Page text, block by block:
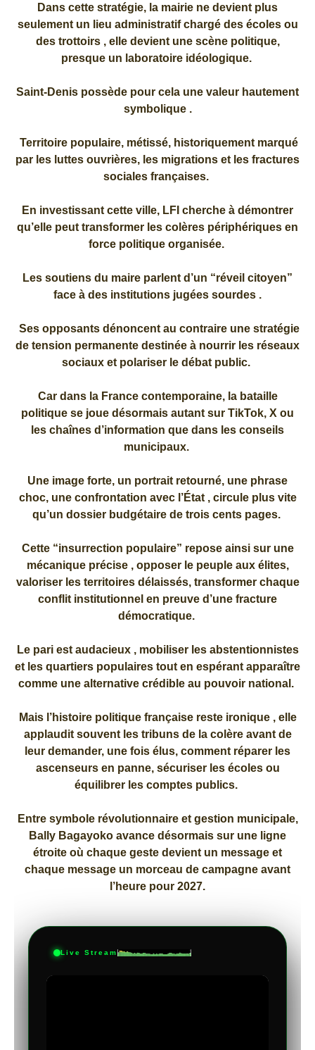
Dans cette stratégie, la mairie ne devient plus
seulement un lieu administratif chargé des écoles ou
des trottoirs , elle devient une scène politique,
presque un laboratoire idéologique.
Saint-Denis possède pour cela une valeur hautement
symbolique .
Territoire populaire, métissé, historiquement marqué
par les luttes ouvrières, les migrations et les fractures
sociales françaises.
En investissant cette ville, LFI cherche à démontrer
qu’elle peut transformer les colères périphériques en
force politique organisée.
Les soutiens du maire parlent d’un “réveil citoyen”
face à des institutions jugées sourdes .
Ses opposants dénoncent au contraire une stratégie
de tension permanente destinée à nourrir les réseaux
sociaux et polariser le débat public.
Car dans la France contemporaine, la bataille
politique se joue désormais autant sur TikTok, X ou
les chaînes d’information que dans les conseils
municipaux.
Une image forte, un portrait retourné, une phrase
choc, une confrontation avec l’État , circule plus vite
qu’un dossier budgétaire de trois cents pages.
Cette “insurrection populaire” repose ainsi sur une
mécanique précise , opposer le peuple aux élites,
valoriser les territoires délaissés, transformer chaque
conflit institutionnel en preuve d’une fracture
démocratique.
Le pari est audacieux , mobiliser les abstentionnistes
et les quartiers populaires tout en espérant apparaître
comme une alternative crédible au pouvoir national.
Mais l’histoire politique française reste ironique , elle
applaudit souvent les tribuns de la colère avant de
leur demander, une fois élus, comment réparer les
ascenseurs en panne, sécuriser les écoles ou
équilibrer les comptes publics.
Entre symbole révolutionnaire et gestion municipale,
Bally Bagayoko avance désormais sur une ligne
étroite où chaque geste devient un message et
chaque message un morceau de campagne avant
l’heure pour 2027.
Live Stream